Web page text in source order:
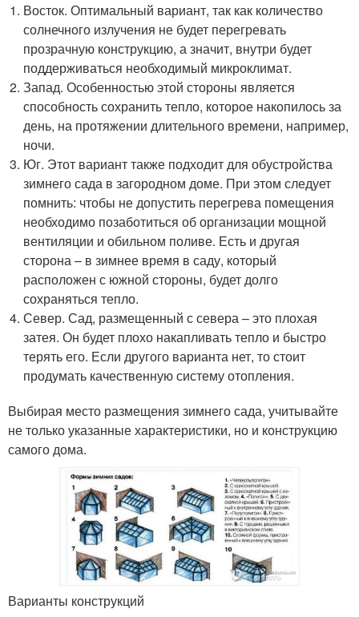
Восток. Оптимальный вариант, так как количество
солнечного излучения не будет перегревать
прозрачную конструкцию, а значит, внутри будет
поддерживаться необходимый микроклимат.
Запад. Особенностью этой стороны является
способность сохранить тепло, которое накопилось за
день, на протяжении длительного времени, например,
ночи.
Юг. Этот вариант также подходит для обустройства
зимнего сада в загородном доме. При этом следует
помнить: чтобы не допустить перегрева помещения
необходимо позаботиться об организации мощной
вентиляции и обильном поливе. Есть и другая
сторона – в зимнее время в саду, который
расположен с южной стороны, будет долго
сохраняться тепло.
Север. Сад, размещенный с севера – это плохая
затея. Он будет плохо накапливать тепло и быстро
терять его. Если другого варианта нет, то стоит
продумать качественную систему отопления.
Выбирая место размещения зимнего сада, учитывайте
не только указанные характеристики, но и конструкцию
самого дома.
Варианты конструкций